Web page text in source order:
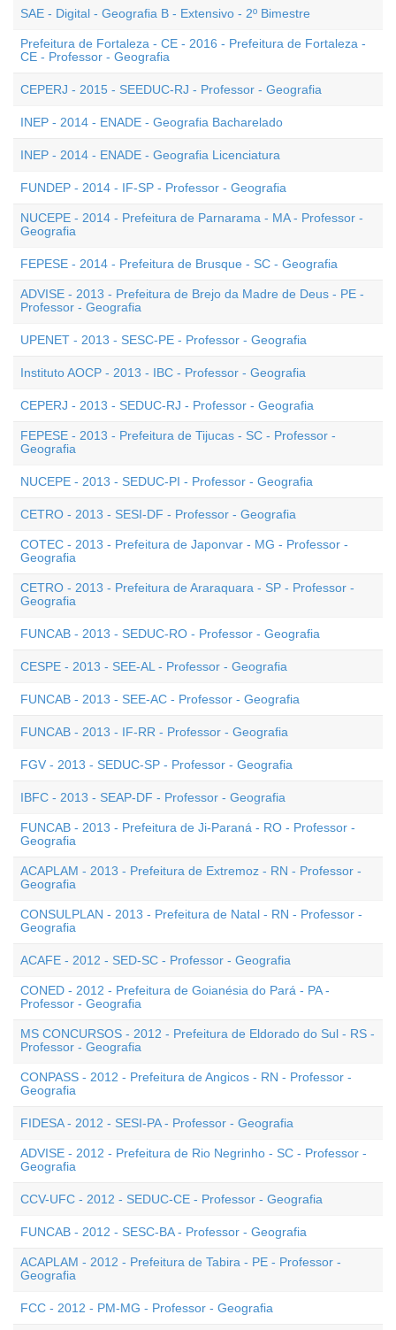
SAE - Digital - Geografia B - Extensivo - 2º Bimestre
Prefeitura de Fortaleza - CE - 2016 - Prefeitura de Fortaleza -
CE - Professor - Geografia
CEPERJ - 2015 - SEEDUC-RJ - Professor - Geografia
INEP - 2014 - ENADE - Geografia Bacharelado
INEP - 2014 - ENADE - Geografia Licenciatura
FUNDEP - 2014 - IF-SP - Professor - Geografia
NUCEPE - 2014 - Prefeitura de Parnarama - MA - Professor -
Geografia
FEPESE - 2014 - Prefeitura de Brusque - SC - Geografia
ADVISE - 2013 - Prefeitura de Brejo da Madre de Deus - PE -
Professor - Geografia
UPENET - 2013 - SESC-PE - Professor - Geografia
Instituto AOCP - 2013 - IBC - Professor - Geografia
CEPERJ - 2013 - SEDUC-RJ - Professor - Geografia
FEPESE - 2013 - Prefeitura de Tijucas - SC - Professor -
Geografia
NUCEPE - 2013 - SEDUC-PI - Professor - Geografia
CETRO - 2013 - SESI-DF - Professor - Geografia
COTEC - 2013 - Prefeitura de Japonvar - MG - Professor -
Geografia
CETRO - 2013 - Prefeitura de Araraquara - SP - Professor -
Geografia
FUNCAB - 2013 - SEDUC-RO - Professor - Geografia
CESPE - 2013 - SEE-AL - Professor - Geografia
FUNCAB - 2013 - SEE-AC - Professor - Geografia
FUNCAB - 2013 - IF-RR - Professor - Geografia
FGV - 2013 - SEDUC-SP - Professor - Geografia
IBFC - 2013 - SEAP-DF - Professor - Geografia
FUNCAB - 2013 - Prefeitura de Ji-Paraná - RO - Professor -
Geografia
ACAPLAM - 2013 - Prefeitura de Extremoz - RN - Professor -
Geografia
CONSULPLAN - 2013 - Prefeitura de Natal - RN - Professor -
Geografia
ACAFE - 2012 - SED-SC - Professor - Geografia
CONED - 2012 - Prefeitura de Goianésia do Pará - PA -
Professor - Geografia
MS CONCURSOS - 2012 - Prefeitura de Eldorado do Sul - RS -
Professor - Geografia
CONPASS - 2012 - Prefeitura de Angicos - RN - Professor -
Geografia
FIDESA - 2012 - SESI-PA - Professor - Geografia
ADVISE - 2012 - Prefeitura de Rio Negrinho - SC - Professor -
Geografia
CCV-UFC - 2012 - SEDUC-CE - Professor - Geografia
FUNCAB - 2012 - SESC-BA - Professor - Geografia
ACAPLAM - 2012 - Prefeitura de Tabira - PE - Professor -
Geografia
FCC - 2012 - PM-MG - Professor - Geografia